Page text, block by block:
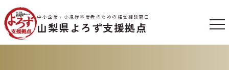
中小企業・小規模事業者のための経営相談窓口
山梨県よろず支援拠点